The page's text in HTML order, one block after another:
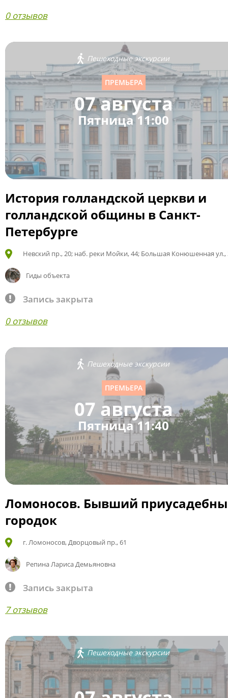
0 отзывов
Пешеходные экскурсии
ПРЕМЬЕРА
07 августа
Пятница 11:00
История голландской церкви и
голландской общины в Санкт-
Петербурге
Невский пр., 20; наб. реки Мойки, 44; Большая Конюшенная ул.,
Гиды объекта
Запись закрыта
0 отзывов
Пешеходные экскурсии
ПРЕМЬЕРА
07 августа
Пятница 11:40
Ломоносов. Бывший
городок
г. Ломоносов, Дворцовый пр., 61
Репина Лариса Демьяновна
Запись закрыта
7 отзывов
Пешеходные экскурсии